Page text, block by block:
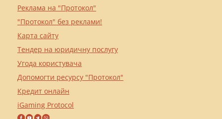
Реклама на "Протокол"
"Протокол" без реклами!
Карта сайту
Тендер на юридичну послугу
Угода користувача
Допомогти ресурсу "Протокол"
Кредит онлайн
iGaming Protocol